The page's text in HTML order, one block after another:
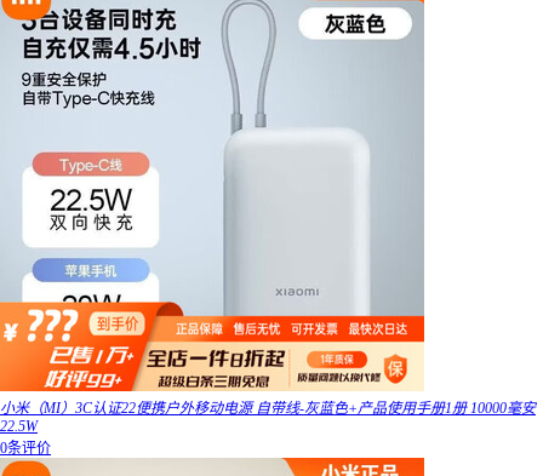
小米（MI）3C认证22便携户外移动电源 自带线-灰蓝色+产品使用手册1册 10000毫安
22.5W
0条评价